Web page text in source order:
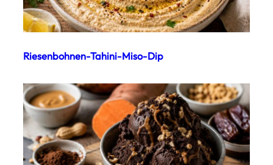
Riesenbohnen-Tahini-Miso-Dip